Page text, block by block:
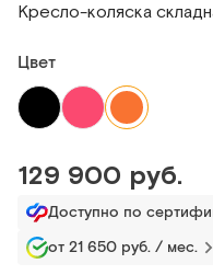
Кресло-коляска
Цвет
129 900 руб.
Доступно по
от 21 650 руб. / мес.